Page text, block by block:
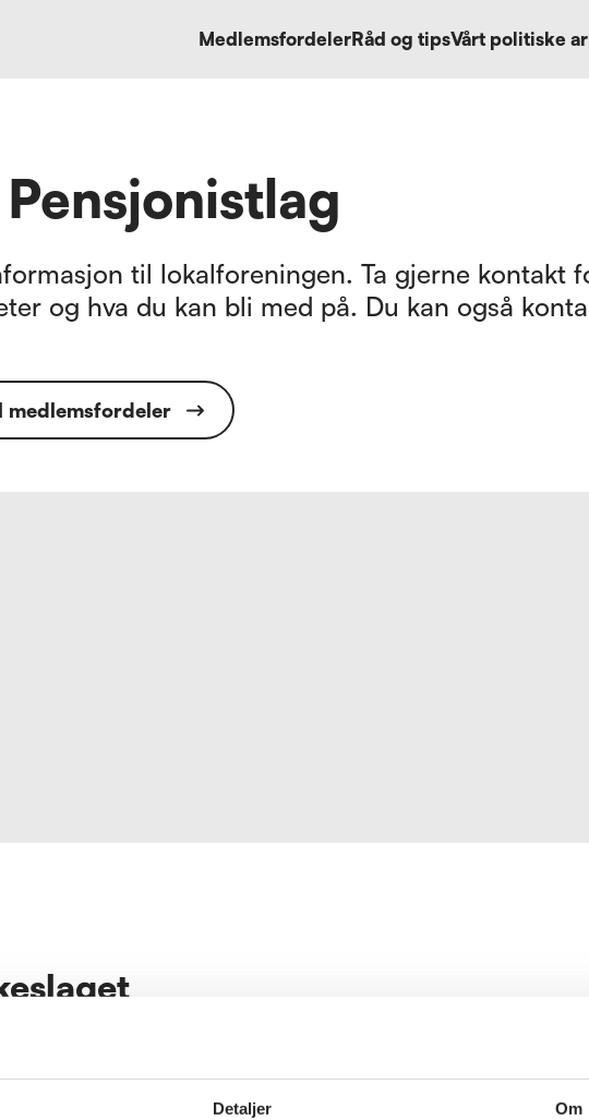
Detaljer Om
MedlemsfordelerRåd og tipsVårt politiske
til lokalforeningen. Ta gjerne kontakt
og hva du kan bli med på. Du kan også
medlemsfordeler